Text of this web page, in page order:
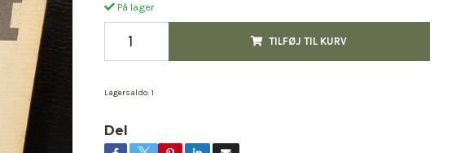
På lager
TILFØJ TIL KURV
Lagersaldo: 1
Del